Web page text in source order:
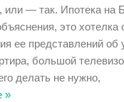
или — так. Ипотека на
это хотелка
ее представлений об
большой
делать не нужно,
»